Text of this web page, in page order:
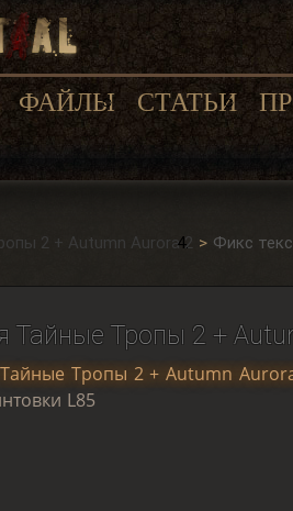
ФАЙЛЫ СТАТЬИ
2 + Autumn Aurora 2 Фикс
Тайные Тропы 2 +
Тайные Тропы 2 + Autumn
L85